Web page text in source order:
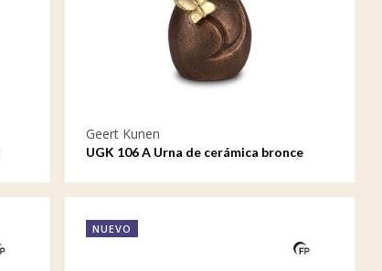
Geert Kunen
UGK 106 A Urna de cerámica bronce
NUEVO